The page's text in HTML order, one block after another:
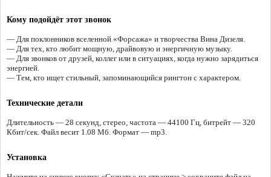
Кому подойдёт этот звонок
— Для поклонников вселенной «Форсажа» и творчества Вина Дизеля.
— Для тех, кто любит мощную, драйвовую и энергичную музыку.
— Для звонков от друзей, коллег или в ситуациях, когда нужно зарядиться
энергией.
— Тем, кто ищет стильный, запоминающийся рингтон с характером.
Технические детали
Длительность — 28 секунд, стерео, частота — 44100 Гц, битрейт — 320
Кбит/сек. Файл весит 1.08 Мб. Формат — mp3.
Установка